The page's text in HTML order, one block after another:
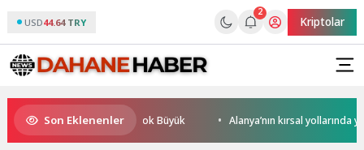
USD44.64 TRY
2
Kriptolar
Son Eklenenler
Rekabet Potansiyeli Çok Büyük Alanya’nın kırsal yollarında